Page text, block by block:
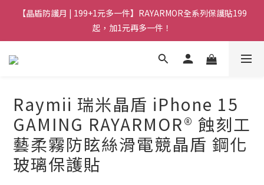
【晶盾防護月 | 199+1元多一件】RAYARMOR全系列保護貼199
起，加1元再多一件！
Raymii 瑞米晶盾 iPhone 15
GAMING RAYARMOR® 蝕刻工
藝柔霧防眩絲滑電競晶盾 鋼化
玻璃保護貼